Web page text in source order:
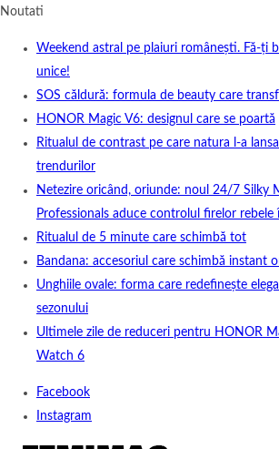
Noutati
Weekend astral pe plaiuri românești. Fă-ți
unice!
SOS căldură: formula de beauty care
HONOR Magic V6: designul care se poartă
Ritualul de contrast pe care natura l-a
trendurilor
Netezire oricând, oriunde: noul 24/7 Silky
Professionals aduce controlul firelor
Ritualul de 5 minute care schimbă tot
Bandana: accesoriul care schimbă instant
Unghiile ovale: forma care redefinește
sezonului
Ultimele zile de reduceri pentru HONOR
Watch 6
Facebook
Instagram